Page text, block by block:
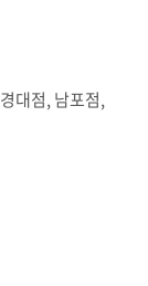
대점, 남포점,